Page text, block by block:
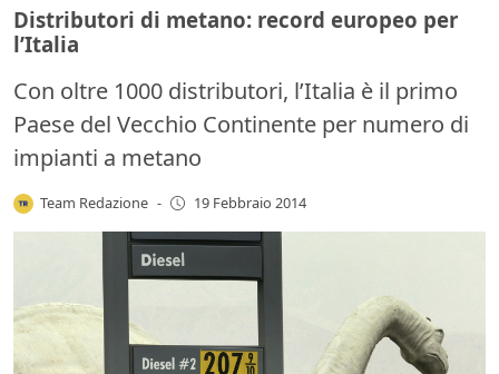
Distributori di metano: record europeo per
l’Italia
Con oltre 1000 distributori, l’Italia è il primo
Paese del Vecchio Continente per numero di
impianti a metano
Team Redazione - 19 Febbraio 2014